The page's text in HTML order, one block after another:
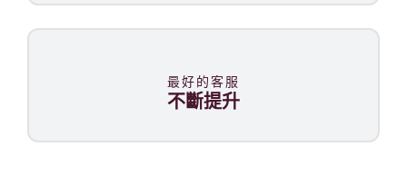
最好的客服
不斷提升